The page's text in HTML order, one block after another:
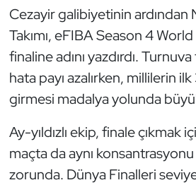
Cezayir galibiyetinin ardından
Takımı, eFIBA Season 4
finaline adını yazdırdı.
hata payı azalırken, millilerin ilk
girmesi madalya yolunda
Ay-yıldızlı ekip, finale çıkmak
maçta da aynı
zorunda. Dünya Finalleri
Modern Pentatlon
Motor Sporları
Muay Thai
Okçuluk
Optimist